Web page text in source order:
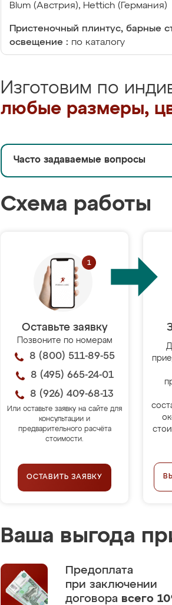
Blum (Австрия), Hettich (Германия)
Пристеночный плинтус, барные
освещение : по каталогу
Изготовим по
любые размеры,
Часто задаваемые вопросы
Схема работы
Оставьте заявку
Позвоните по номерам
8 (800) 511-89-55
8 (495) 665-24-01
8 (926) 409-68-13
Или оставьте заявку на сайте для
консультации и
предварительного расчёта
стоимости.
ОСТАВИТЬ ЗАЯВКУ
Ваша выгода
Предоплата
при заключении
договора всего